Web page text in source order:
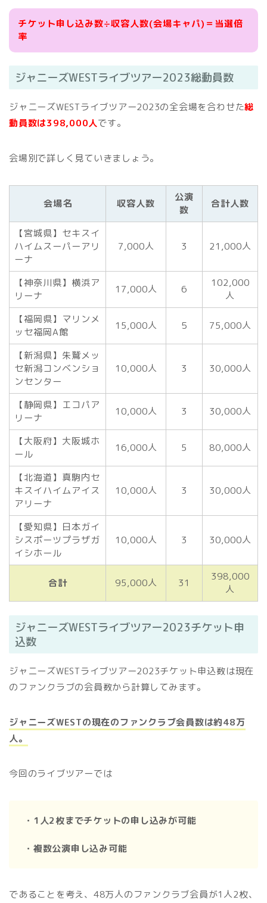
チケット申し込み数÷収容人数(会場キャパ)＝当選倍
率
ジャニーズWESTライブツアー2023総動員数
ジャニーズWESTライブツアー2023の全会場を合わせた総
動員数は398,000人です。
会場別で詳しく見ていきましょう。
会場名 収容人数
公演
数
合計人数
【宮城県】セキスイ
ハイムスーパーアリ
ーナ
7,000人 3 21,000人
【神奈川県】横浜ア
リーナ
17,000人 6
102,000
人
【福岡県】マリンメ
ッセ福岡A館
15,000人 ５ 75,000人
【新潟県】朱鷲メッ
セ新潟コンベンショ
ンセンター
10,000人 3 30,000人
【静岡県】エコパア
リーナ
10,000人 3 30,000人
【大阪府】大阪城ホ
ール
16,000人 5 80,000人
【北海道】真駒内セ
キスイハイムアイス
アリーナ
10,000人 3 30,000人
【愛知県】日本ガイ
シスポーツプラザガ
イシホール
10,000人 3 30,000人
合計 95,000人 31
398,000
人
ジャニーズWESTライブツアー2023チケット申
込数
ジャニーズWESTライブツアー2023チケット申込数は現在
のファンクラブの会員数から計算してみます。
ジャニーズWESTの現在のファンクラブ会員数は約48万
人。
今回のライブツアーでは
・1人2枚までチケットの申し込みが可能
・複数公演申し込み可能
であることを考え、48万人のファンクラブ会員が1人2枚、